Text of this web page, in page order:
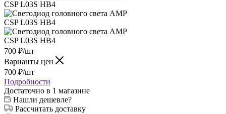
700 ₽/шт
Варианты цен
700 ₽/шт
Подробности
Достаточно в 1 магазине
Нашли дешевле?
Рассчитать доставку